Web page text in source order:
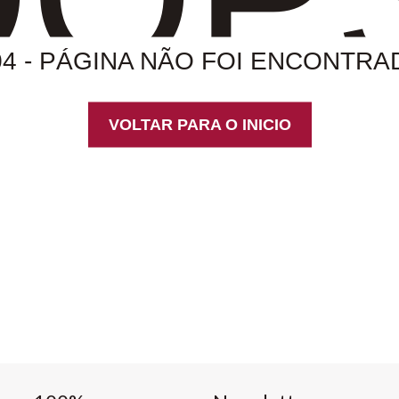
- PÁGINA NÃO FOI
VOLTAR PARA O INICIO